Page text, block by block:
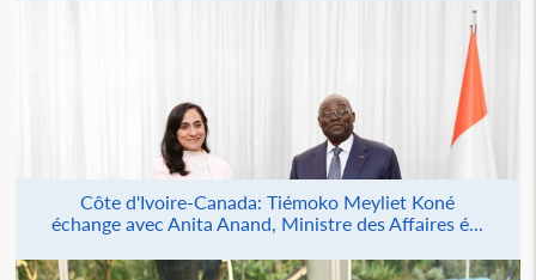
Côte d'Ivoire-Canada: Tiémoko Meyliet Koné
échange avec Anita Anand, Ministre des Affaires é...